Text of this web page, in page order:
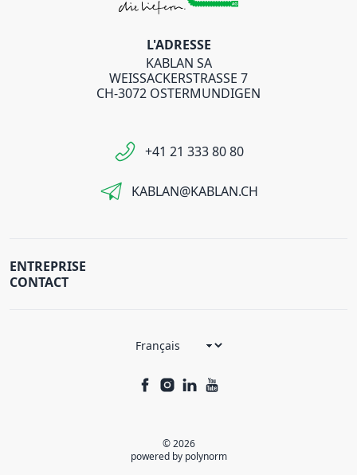
L'ADRESSE
KABLAN SA
WEISSACKERSTRASSE 7
CH-3072 OSTERMUNDIGEN
+41 21 333 80 80
KABLAN@KABLAN.CH
ENTREPRISE
CONTACT
© 2026
powered by polynorm